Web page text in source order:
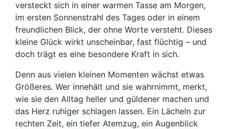
versteckt sich in einer warmen Tasse am Morgen,
im ersten Sonnenstrahl des Tages oder in einem
freundlichen Blick, der ohne Worte versteht. Dieses
kleine Glück wirkt unscheinbar, fast flüchtig – und
doch trägt es eine besondere Kraft in sich.
Denn aus vielen kleinen Momenten wächst etwas
Größeres. Wer innehält und sie wahrnimmt, merkt,
wie sie den Alltag heller und güldener machen und
das Herz ruhiger schlagen lassen. Ein Lächeln zur
rechten Zeit, ein tiefer Atemzug, ein Augenblick